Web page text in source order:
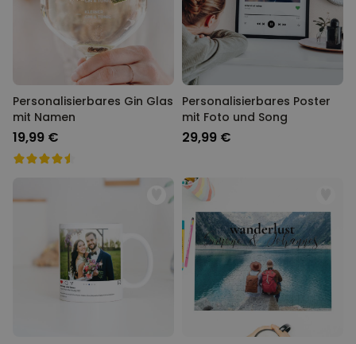
Personalisierbares Gin Glas
mit Namen
19,99 €
Personalisierbares Poster
mit Foto und Song
29,99 €